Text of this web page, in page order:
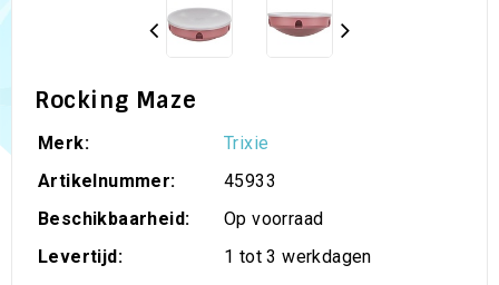
Rocking Maze
Merk:
Trixie
Artikelnummer:
45933
Beschikbaarheid:
Op voorraad
Levertijd:
1 tot 3 werkdagen